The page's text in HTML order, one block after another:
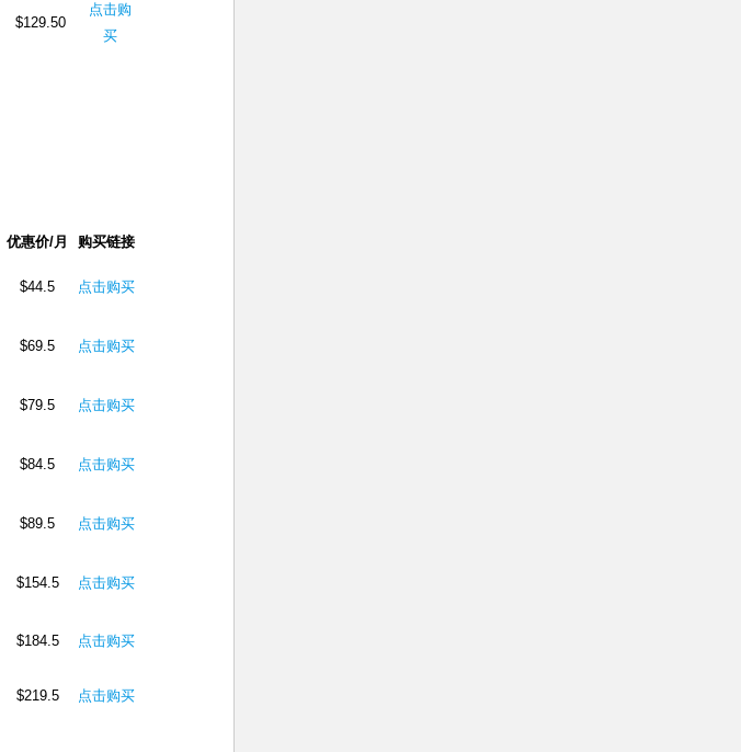
$129.50
点击购
买
优惠价/月 购买链接
$44.5 点击购买
$69.5 点击购买
$79.5 点击购买
$84.5 点击购买
$89.5 点击购买
$154.5 点击购买
$184.5 点击购买
$219.5 点击购买